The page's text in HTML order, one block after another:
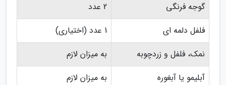
گوجه فرنگی
2 عدد
فلفل دلمه ای
1 عدد (اختیاری)
نمک، فلفل و زردچوبه
به میزان لازم
آبلیمو یا آبغوره
به میزان لازم